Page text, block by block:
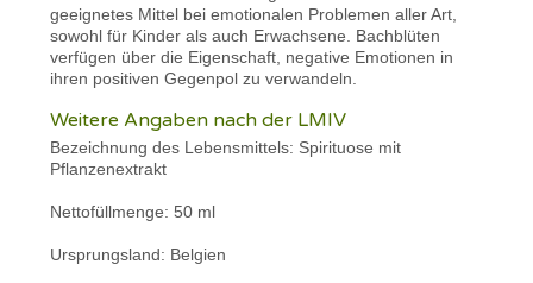
geeignetes Mittel bei emotionalen Problemen aller Art,
sowohl für Kinder als auch Erwachsene. Bachblüten
verfügen über die Eigenschaft, negative Emotionen in
ihren positiven Gegenpol zu verwandeln.
Weitere Angaben nach der LMIV
Bezeichnung des Lebensmittels: Spirituose mit
Pflanzenextrakt
Nettofüllmenge: 50 ml
Ursprungsland: Belgien